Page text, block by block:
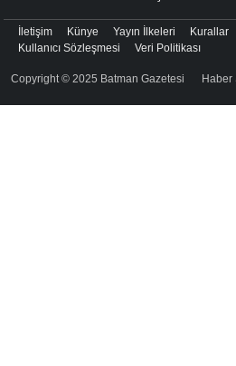
Copyright © 2025 Batman Gazetesi Haber
İletişim Künye Yayın İlkeleri Kurallar
Kullanıcı Sözleşmesi
Veri Politikası